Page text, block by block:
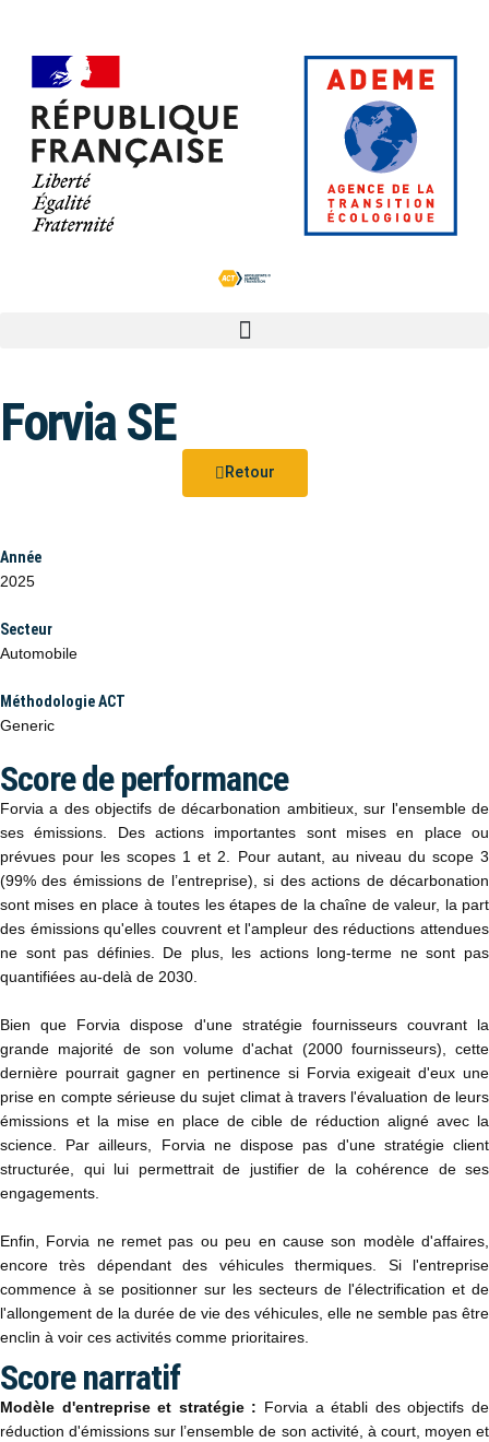
Forvia SE
Retour
Année
2025
Secteur
Automobile
Méthodologie ACT
Generic
Score de performance
Forvia a des objectifs de décarbonation ambitieux, sur l'ensemble de
ses émissions. Des actions importantes sont mises en place ou
prévues pour les scopes 1 et 2. Pour autant, au niveau du scope 3
(99% des émissions de l’entreprise), si des actions de décarbonation
sont mises en place à toutes les étapes de la chaîne de valeur, la part
des émissions qu'elles couvrent et l'ampleur des réductions attendues
ne sont pas définies.​ De plus, les actions long-terme ne sont pas
quantifiées au-delà de 2030.
Bien que Forvia dispose d'une stratégie fournisseurs couvrant la
grande majorité de son volume d'achat (2000 fournisseurs), cette
dernière pourrait gagner en pertinence si Forvia exigeait d'eux une
prise en compte sérieuse du sujet climat à travers l'évaluation de leurs
émissions et la mise en place de cible de réduction aligné avec la
science. Par ailleurs, Forvia ne dispose pas d'une stratégie client
structurée, qui lui permettrait de justifier de la cohérence de ses
engagements.
Enfin, Forvia ne remet pas ou peu en cause son modèle d'affaires,
encore très dépendant des véhicules thermiques. Si l'entreprise
commence à se positionner sur les secteurs de l'électrification et de
l'allongement de la durée de vie des véhicules, elle ne semble pas être
enclin à voir ces activités comme prioritaires.
Score narratif
Modèle d'entreprise et stratégie : Forvia a établi des objectifs de
réduction d'émissions sur l’ensemble de son activité, à court, moyen et